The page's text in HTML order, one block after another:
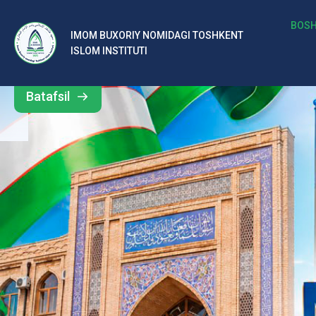
IMOM BUXORIY NOMIDAGI TOSHKENT
ISLOM INSTITUTI
b
al
ar
o‘
rt
a
si
d
Barcha
yangiliklar
Batafsil